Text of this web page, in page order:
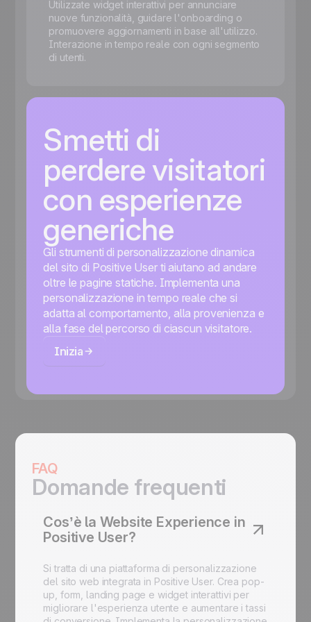
Utilizzate widget interattivi per annunciare
nuove funzionalità, guidare l'onboarding o
promuovere aggiornamenti in base all'utilizzo.
Interazione in tempo reale con ogni segmento
di utenti.
Smetti di
perdere visitatori
con esperienze
generiche
Gli strumenti di personalizzazione dinamica
del sito di Positive User ti aiutano ad andare
oltre le pagine statiche. Implementa una
personalizzazione in tempo reale che si
adatta al comportamento, alla provenienza e
alla fase del percorso di ciascun visitatore.
Inizia
FAQ
Domande frequenti
Cos’è la Website Experience in
Positive User?
Si tratta di una piattaforma di personalizzazione
del sito web integrata in Positive User. Crea pop-
up, form, landing page e widget interattivi per
migliorare l'esperienza utente e aumentare i tassi